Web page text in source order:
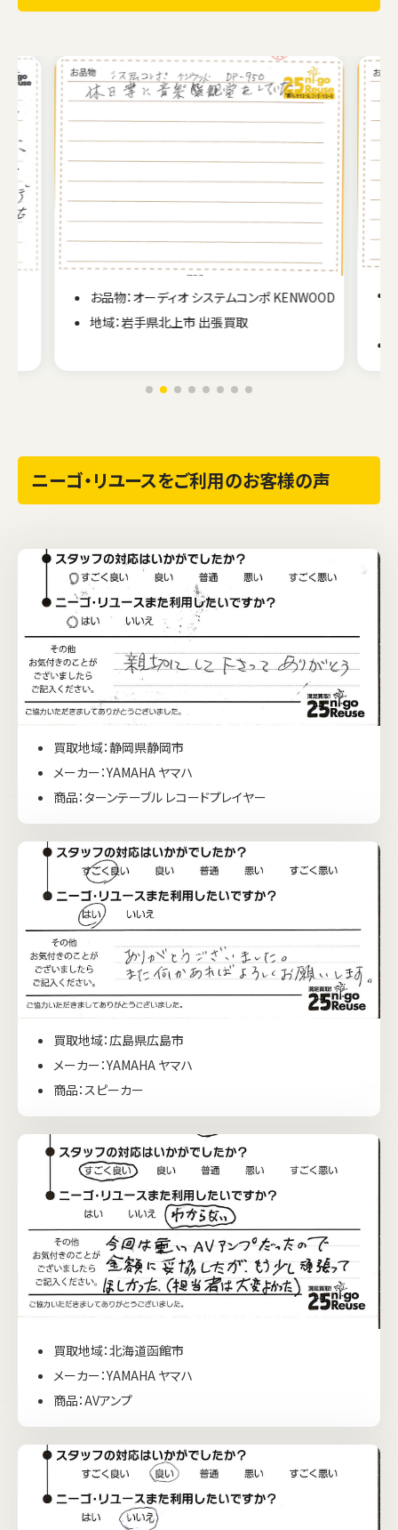
お品物：オーディオ システムコンポ KENWOOD
地域：岩手県北上市 出張買取
ニーゴ・リユースをご利用のお客様の声
買取地域：静岡県静岡市
メーカー：YAMAHA ヤマハ
商品：ターンテーブル レコードプレイヤー
買取地域：広島県広島市
メーカー：YAMAHA ヤマハ
商品：スピーカー
買取地域：北海道函館市
メーカー：YAMAHA ヤマハ
商品：AVアンプ